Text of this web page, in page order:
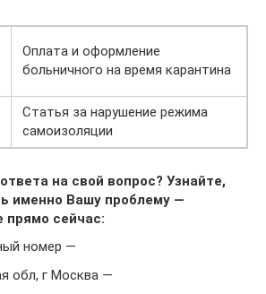
Оплата и оформление
больничного на время карантина
Статья за нарушение режима
самоизоляции
на свой вопрос? Узнайте,
именно Вашу проблему —
прямо сейчас:
номер —
обл, г Москва —